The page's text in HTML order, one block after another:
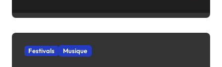
Festivals Musique